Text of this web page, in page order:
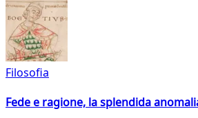
Filosofia
Fede e ragione, la splendida